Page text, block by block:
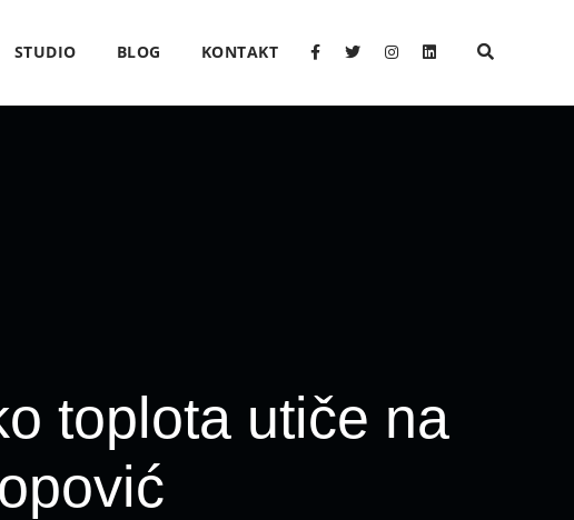
STUDIO BLOG KONTAKT
toplota utiče na